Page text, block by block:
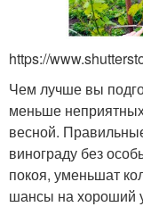
https://
Чем лучше вы
меньше
весной.
винограду без
покоя, уменьшат
шансы на хороший